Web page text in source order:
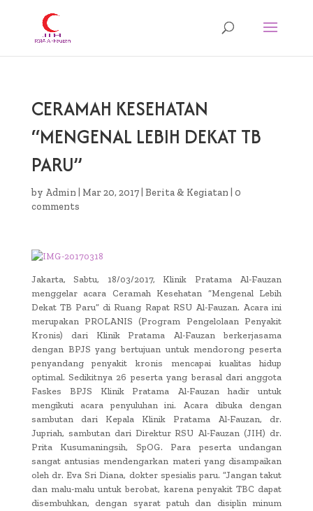
CERAMAH KESEHATAN
“MENGENAL LEBIH DEKAT TB
PARU”
by Admin Mar 20, 2017| Berita & Kegiatan 0
comments
Jakarta, Sabtu, 18/03/2017, Klinik Pratama Al-Fauzan
menggelar acara Ceramah Kesehatan “Mengenal Lebih
Dekat TB Paru” di Ruang Rapat RSU Al-Fauzan. Acara ini
merupakan PROLANIS (Program Pengelolaan Penyakit
Kronis) dari Klinik Pratama Al-Fauzan berkerjasama
dengan BPJS yang bertujuan untuk mendorong peserta
penyandang penyakit kronis mencapai kualitas hidup
optimal. Sedikitnya 26 peserta yang berasal dari anggota
Faskes BPJS Klinik Pratama Al-Fauzan hadir untuk
mengikuti acara penyuluhan ini. Acara dibuka dengan
sambutan dari Kepala Klinik Pratama Al-Fauzan, dr.
Jupriah, sambutan dari Direktur RSU Al-Fauzan (JIH) dr.
Prita Kusumaningsih, SpOG. Para peserta undangan
sangat antusias mendengarkan materi yang disampaikan
oleh dr. Eva Sri Diana, dokter spesialis paru. ”Jangan takut
dan malu-malu untuk berobat, karena penyakit TBC dapat
disembuhkan, dengan syarat patuh dan disiplin minum